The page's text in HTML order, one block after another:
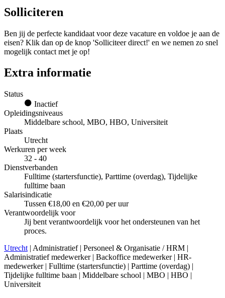
Solliciteren
Ben jij de perfecte kandidaat voor deze vacature en voldoe je aan de
eisen? Klik dan op de knop 'Solliciteer direct!' en we nemen zo snel
mogelijk contact met je op!
Extra informatie
Status
Inactief
Opleidingsniveaus
Middelbare school, MBO, HBO, Universiteit
Plaats
Utrecht
Werkuren per week
32 - 40
Dienstverbanden
Fulltime (startersfunctie), Parttime (overdag), Tijdelijke
fulltime baan
Salarisindicatie
Tussen €18,00 en €20,00 per uur
Verantwoordelijk voor
Jij bent verantwoordelijk voor het ondersteunen van het
proces.
Utrecht | Administratief | Personeel & Organisatie / HRM |
Administratief medewerker | Backoffice medewerker | HR-
medewerker | Fulltime (startersfunctie) | Parttime (overdag) |
Tijdelijke fulltime baan | Middelbare school | MBO | HBO |
Universiteit